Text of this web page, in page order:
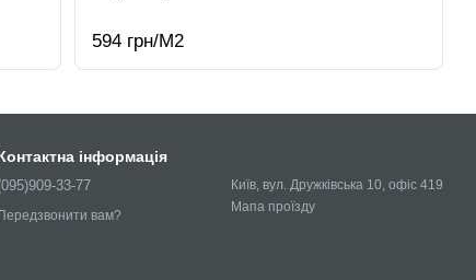
594 грн/М2
інформація
33-77
вам?
Київ, вул. Дружківська 10, офіс 419
Мапа проїзду